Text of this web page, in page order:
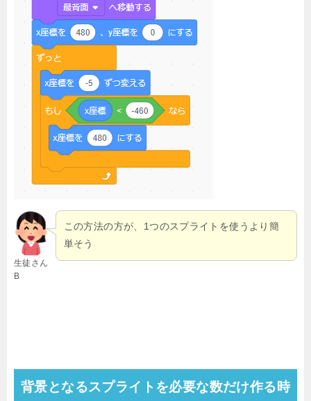
生徒さん
B
この方法の方が、1つのスプライトを使うより簡
単そう
背景となるスプライトを必要な数だけ作る時